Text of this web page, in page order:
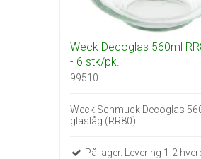
Weck Decoglas 560ml
- 6 stk/pk.
99510
Weck Schmuck Decoglas
glaslåg (RR80).
På lager. Levering 1-2